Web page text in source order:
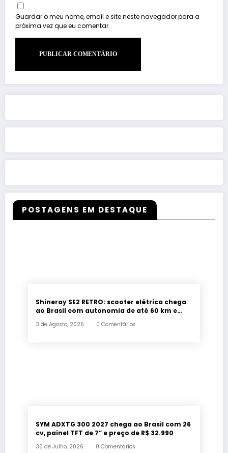
Guardar o meu nome, email e site neste navegador para a
próxima vez que eu comentar.
POSTAGENS EM DESTAQUE
Shineray SE2 RETRO: scooter elétrica chega
ao Brasil com autonomia de até 60 km e
3 de Agosto, 2026 0 Comentários
SYM ADXTG 300 2027 chega ao Brasil com 26
cv, painel TFT de 7” e preço de R$ 32.990
30 de Julho, 2026 0 Comentários